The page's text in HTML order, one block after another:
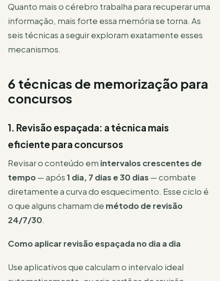
Quanto mais o cérebro trabalha para recuperar uma
informação, mais forte essa memória se torna. As
seis técnicas a seguir exploram exatamente esses
mecanismos.
6 técnicas de memorização para
concursos
1. Revisão espaçada: a técnica mais
eficiente para concursos
Revisar o conteúdo em intervalos crescentes de
tempo— após1 dia, 7 dias e 30 dias — combate
diretamente a curva do esquecimento. Esse ciclo é
o que alguns chamam de método de revisão
24/7/30.
Como aplicar revisão espaçada no dia a dia
Use aplicativos que calculam o intervalo ideal